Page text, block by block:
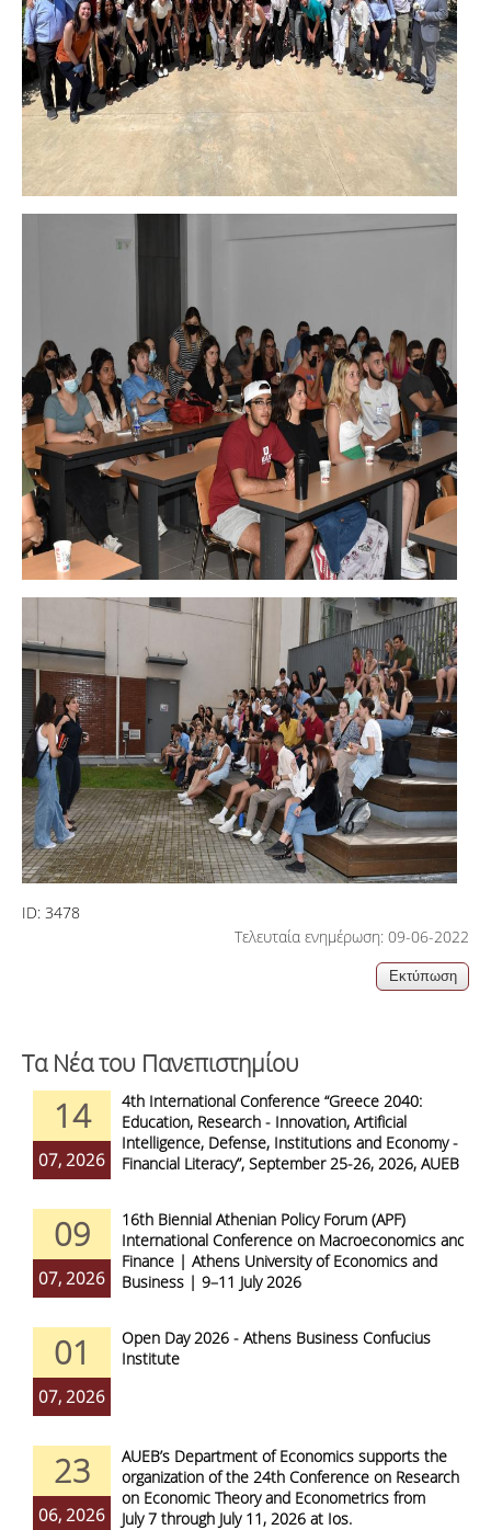
ID: 3478
Τελευταία ενημέρωση: 09-06-2022
Τα Νέα του Πανεπιστημίου
14
07, 2026
4th International Conference “Greece 2040:
Education, Research - Innovation, Artificial
Intelligence, Defense, Institutions and Economy -
Financial Literacy”, September 25-26, 2026, AUEB
09
07, 2026
16th Biennial Athenian Policy Forum (APF)
International Conference on Macroeconomics and
Finance | Athens University of Economics and
Business | 9–11 July 2026
01
07, 2026
Open Day 2026 - Athens Business Confucius
Institute
23
06, 2026
AUEB’s Department of Economics supports the
organization of the 24th Conference on Research
on Economic Theory and Econometrics from
July 7 through July 11, 2026 at Ios.